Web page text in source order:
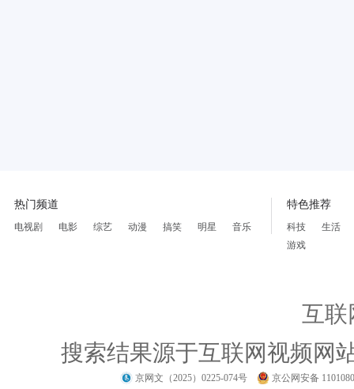
热门频道
电视剧 电影 综艺 动漫 搞笑 明星 音乐
特色推荐
科技
生活
游戏
互联
搜索结果源于互联网视频网
京网文（2025）0225-074号 京公网安备